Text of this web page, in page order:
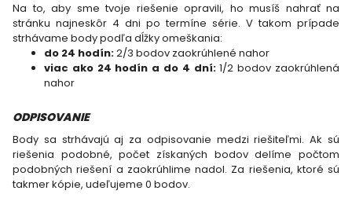
Na to, aby sme tvoje riešenie opravili, ho musíš nahrať na
stránku najneskôr 4 dni po termíne série. V takom prípade
strhávame body podľa dĺžky omeškania:
do 24 hodín:2/3 bodov zaokrúhlené nahor
viac ako 24 hodín a do 4 dní:1/2 bodov zaokrúhlená
nahor
ODPISOVANIE
Body sa strhávajú aj za odpisovanie medzi riešiteľmi. Ak sú
riešenia podobné, počet získaných bodov delíme počtom
podobných riešení a zaokrúhlime nadol. Za riešenia, ktoré sú
takmer kópie, udeľujeme 0 bodov.